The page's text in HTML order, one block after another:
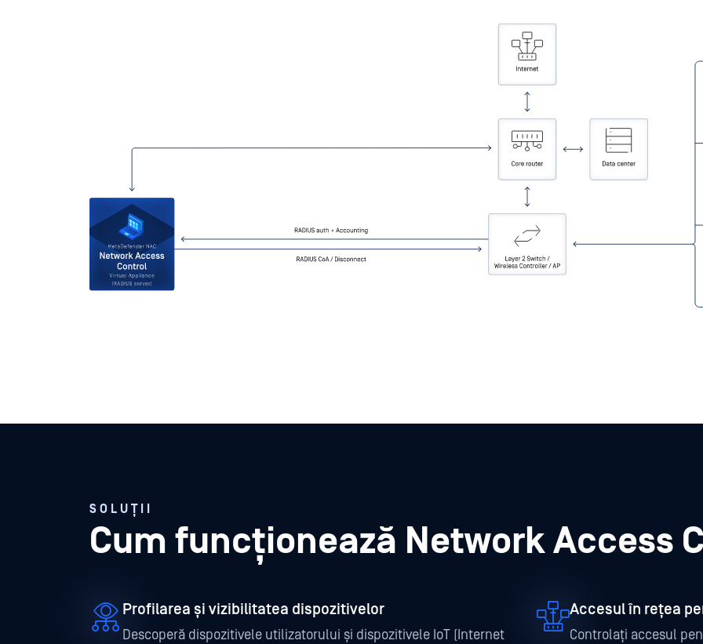
SOLUȚII
Cum funcționează Network Access
Profilarea și vizibilitatea dispozitivelor
Descoperă dispozitivele utilizatorului și dispozitivele IoT (Internet
Accesul în rețea
Controlați accesul